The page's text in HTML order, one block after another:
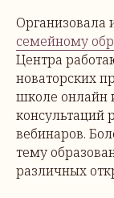
Организовала
семейному
Центра
новаторских
школе онлайн
консультаций
вебинаров.
тему
различных